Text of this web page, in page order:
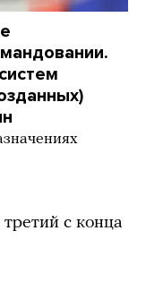
с конца